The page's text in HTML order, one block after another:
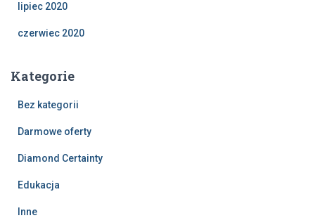
lipiec 2020
czerwiec 2020
Kategorie
Bez kategorii
Darmowe oferty
Diamond Certainty
Edukacja
Inne